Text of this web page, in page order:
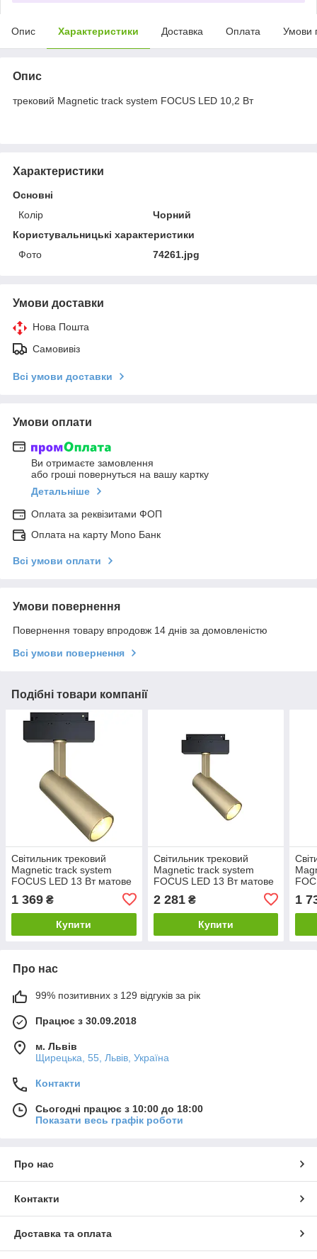
Опис Характеристики Доставка Оплата Умови
Опис
трековий Magnetic track system FOCUS LED 10,2 Вт
Характеристики
Основні
Колір
Чорний
Користувальницькі характеристики
Фото
74261.jpg
Умови доставки
Нова Пошта
Самовивіз
Всі умови доставки
Умови оплати
Ви отримаєте замовлення
або гроші повернуться на вашу картку
Детальніше
Оплата за реквізитами ФОП
Оплата на карту Mono Банк
Всі умови оплати
Умови повернення
Повернення товару впродовж 14 днів за домовленістю
Всі умови повернення
Подібні товари компанії
Світильник трековий
Magnetic track system
FOCUS LED 13 Вт матове
золото TR019-2-10W3K-
MG MAYTONI
1 369 ₴
Купити
Світильник трековий
Magnetic track system
FOCUS LED 13 Вт матове
золото TR019-2-10W4K-
MG MAYTONI
2 281₴
Купити
1
Про нас
99% позитивних з 129 відгуків за рік
Працює з 30.09.2018
м. Львів
Щирецька, 55, Львів, Україна
Контакти
Сьогодні працює з 10:00 до 18:00
Показати весь графік роботи
Про нас
Контакти
Доставка та оплата